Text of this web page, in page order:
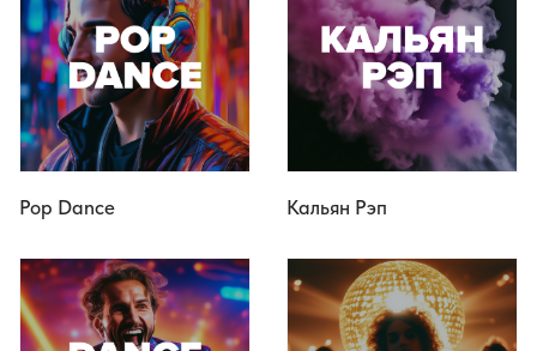
Pop Dance Кальян Рэп